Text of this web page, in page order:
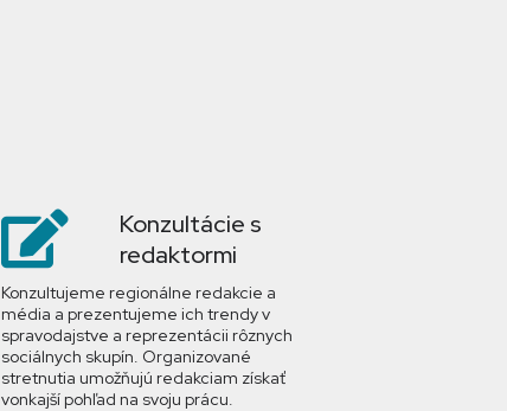
Konzultácie s
redaktormi
Konzultujeme regionálne redakcie a
média a prezentujeme ich trendy v
spravodajstve a reprezentácii rôznych
sociálnych skupín. Organizované
stretnutia umožňujú redakciam získať
vonkajší pohľad na svoju prácu.